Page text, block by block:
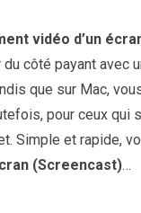
vidéo d’un
côté payant avec
que sur Mac,
pour ceux qui
Simple et rapide,
(Screencast)…